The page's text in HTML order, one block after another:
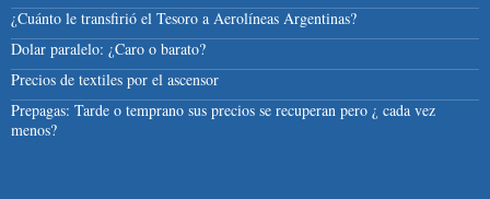
¿Cuánto le transfirió el Tesoro a Aerolíneas Argentinas?
Dolar paralelo: ¿Caro o barato?
Precios de textiles por el ascensor
Prepagas: Tarde o temprano sus precios se recuperan pero ¿ cada vez
menos?